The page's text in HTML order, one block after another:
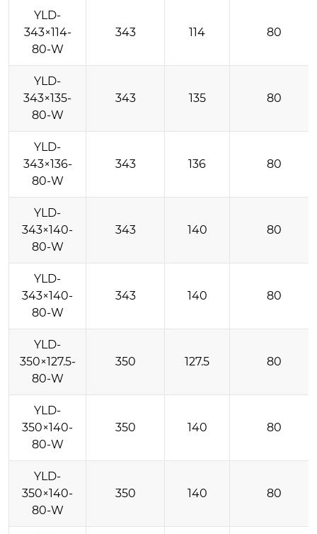
YLD-
343×114-
80-W
343 114 80
YLD-
343×135-
80-W
343 135 80
YLD-
343×136-
80-W
343 136 80
YLD-
343×140-
80-W
343 140 80
YLD-
343×140-
80-W
343 140 80
YLD-
350×127.5-
80-W
350 127.5 80
YLD-
350×140-
80-W
350 140 80
YLD-
350×140-
80-W
350 140 80